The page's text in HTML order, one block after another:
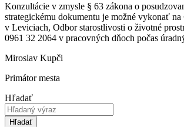
Konzultácie v zmysle § 63 zákona o
strategickému dokumentu je možné vykonať na
v Leviciach, Odbor starostlivosti o životné
0961 32 2064 v pracovných dňoch počas
Miroslav Kupči
Primátor mesta
Hľadať
Hľadať